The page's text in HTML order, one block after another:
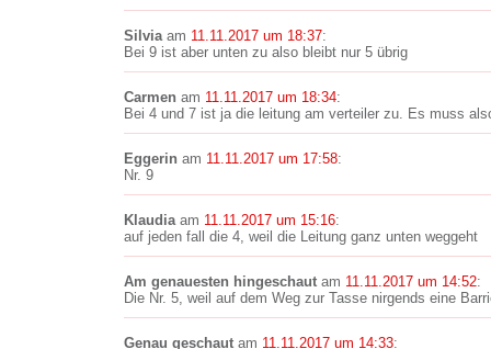
Silviaam 11.11.2017 um 18:37:
Bei 9 ist aber unten zu also bleibt nur 5 übrig
Carmen am 11.11.2017 um 18:34:
Bei 4 und 7 ist ja die leitung am verteiler zu. Es muss
Eggerin am 11.11.2017 um 17:58:
Nr. 9
Klaudiaam 11.11.2017 um 15:16:
auf jeden fall die 4, weil die Leitung ganz unten weggeht
Am genauesten hingeschaut am 11.11.2017 um 14:52:
Die Nr. 5, weil auf dem Weg zur Tasse nirgends eine
Genau geschaut am 11.11.2017 um 14:33: